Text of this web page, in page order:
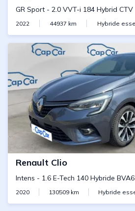
GR Sport - 2.0 VVT-i 184 Hybrid CTV
2022 44937 km Hybride
Renault Clio
Intens - 1.6 E-Tech 140 Hybride BVA6
2020 130509 km Hybride